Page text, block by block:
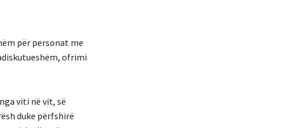
për personat me
ofrimi
viti në vit, së
duke përfshirë